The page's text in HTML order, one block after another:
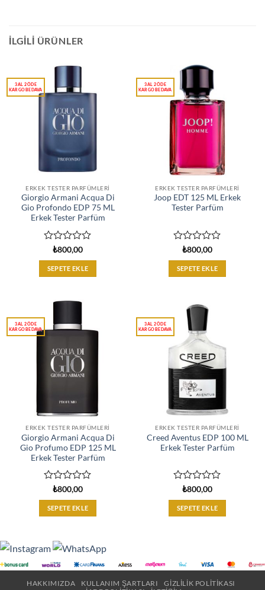
İLGILI ÜRÜNLER
ERKEK TESTER PARFÜMLERI
Giorgio Armani Acqua Di
Gio Profondo EDP 75 ML
Erkek Tester Parfüm
üzerinden
0
oy
₺800,00
SEPETE EKLE
ERKEK TESTER PARFÜMLERI
Joop EDT 125 ML Erkek
Tester Parfüm
üzerinden
0
oy
₺800,00
SEPETE EKLE
ERKEK TESTER PARFÜMLERI
Giorgio Armani Acqua Di
Gio Profumo EDP 125 ML
Erkek Tester Parfüm
üzerinden
0
oy
₺800,00
SEPETE EKLE
ERKEK TESTER PARFÜMLERI
Creed Aventus EDP 100 ML
Erkek Tester Parfüm
üzerinden
0
oy
₺800,00
SEPETE EKLE
HAKKIMIZDA KULLANIM ŞARTLARI
GIZLILIK POLITIKASI